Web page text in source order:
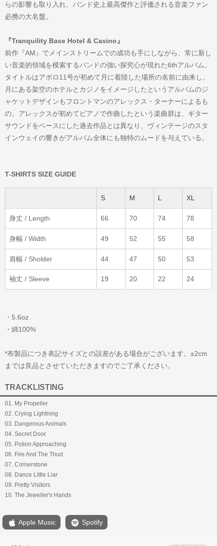
らの影響も取り入れ、バンド史上最高傑作と評価される音楽ファン
必携の大名盤。
『Tranquility Base Hotel & Casino』
前作『AM』でメインストリームでの成功も手にしながら、常に新し
い音楽的領域を模索するバンドの強い探究心が現れた6thアルバム。
タイトルはアポロ11号が初めて月に着陸した場所の名前に由来し、
月にある架空のホテルとカジノをイメージしたというアルバムのジ
ャケットデザインもフロントマンのアレックス・ターナーによるも
の。アレックスが初めてピアノで作曲したという楽曲群は、ギター
サウンドをベースにした過去作品とは異なり、ヴィンテージのスタ
インウェイの響きがアルバム全体にも独特のムードを与えている。
T-SHIRTS SIZE GUIDE
S M L XL
身丈 / Length 66 70 74 78
身幅 / Width 49 52 55 58
肩幅 / Sholder 44 47 50 53
袖丈 / Sleeve 19 20 22 24
・5.6oz
・綿100%
*布製品につき表記サイズとの誤差がある場合がございます。±2cm
までは良品とさせていただきますのでご了承ください。
TRACKLISTING
01. My Propeller
02. Crying Lightning
03. Dangerous Animals
04. Secret Door
05. Potion Approaching
06. Fire And The Thud
07. Cornerstone
08. Dance Little Liar
09. Pretty Visitors
10. The Jeweller's Hands
Apple Music Spotify